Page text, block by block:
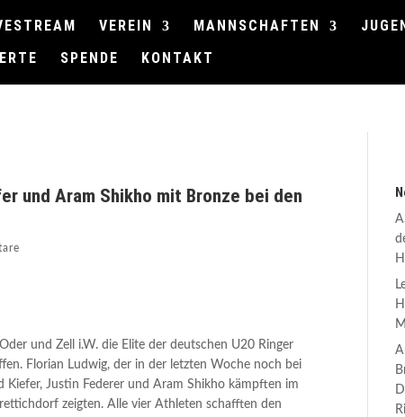
VEREIN MANNSCHAFTEN
SPENDE KONTAKT
und Aram Shikho mit Bronze bei den
und Zell i.W. die Elite der deutschen U20 Ringer
Florian Ludwig, der in der letzten Woche noch bei
Justin Federer und Aram Shikho kämpften im
zeigten. Alle vier Athleten schafften den